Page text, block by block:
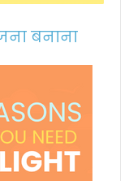
बनाना